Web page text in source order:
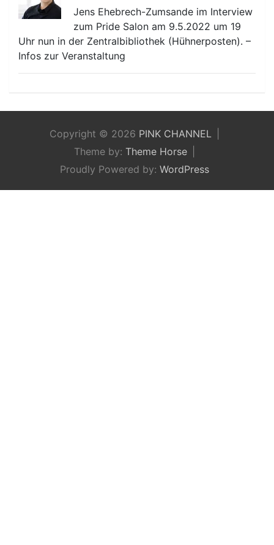
Jens Ehebrech-Zumsande im Interview
zum Pride Salon am 9.5.2022 um 19
Uhr nun in der Zentralbibliothek (Hühnerposten). –
Infos zur Veranstaltung
Copyright © 2026 PINK CHANNEL
Theme by: Theme Horse
Proudly Powered by: WordPress